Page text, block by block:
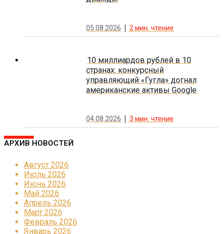
05.08.2026 2 мин. чтение
10 миллиардов рублей в 10
странах: конкурсный
управляющий «Гугла» догнал
американские активы Google
04.08.2026 3 мин. чтение
АРХИВ НОВОСТЕЙ
Август 2026
Июль 2026
Июнь 2026
Май 2026
Апрель 2026
Март 2026
Февраль 2026
Январь 2026